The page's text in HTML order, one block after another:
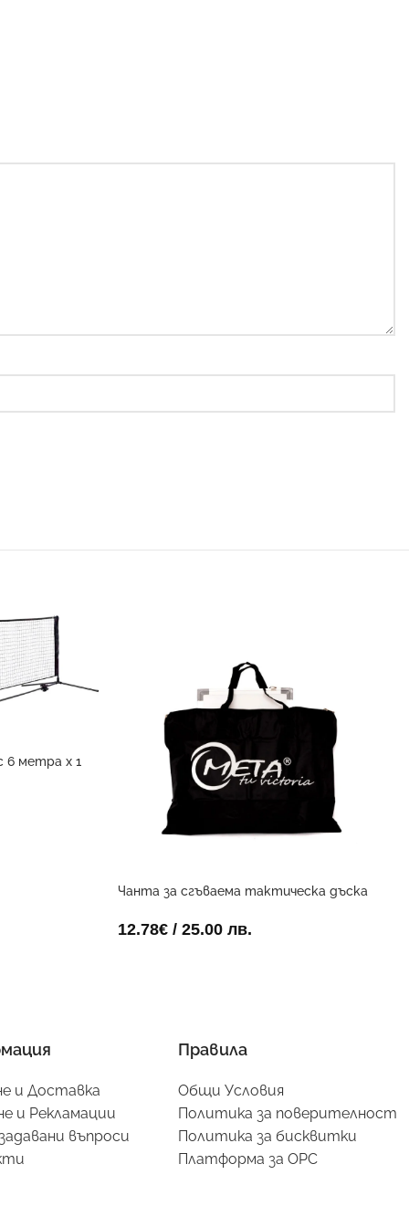
6 метра х 1
Чанта за сгъваема тактическа дъска
12.78€ / 25.00 лв.
и Доставка
и Рекламации
въпроси
Правила
Общи Условия
Политика за поверителност
Политика за бисквитки
Платформа за ОРС